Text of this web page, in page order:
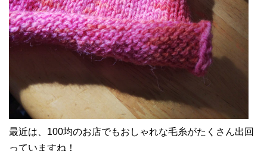
最近は、100均のお店でもおしゃれな毛糸がたくさん出回
っていますね！